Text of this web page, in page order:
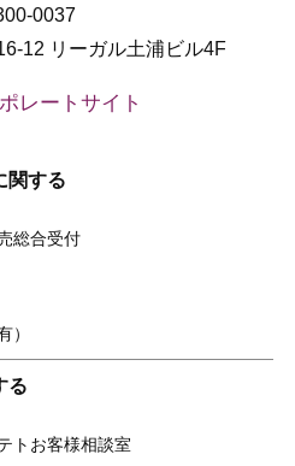
0037
12 リーガル土浦ビル4F
レートサイト
関する
総合受付
）
る
トお客様相談室